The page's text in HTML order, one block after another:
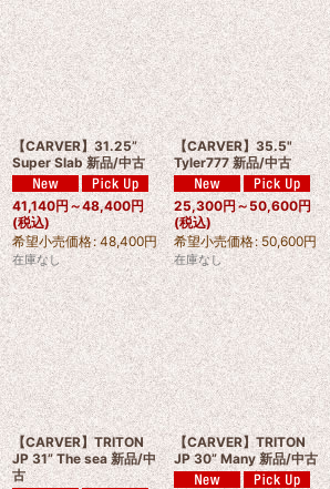
【CARVER】31.25”
Super Slab 新品/中古
41,140円～48,400円
(税込)
希望小売価格: 48,400円
在庫なし
【CARVER】35.5"
Tyler777 新品/中古
25,300円～50,600円
(税込)
希望小売価格: 50,600円
在庫なし
【CARVER】TRITON
JP 31” The sea 新品/中
古
【CARVER】TRITON
JP 30” Many 新品/中古